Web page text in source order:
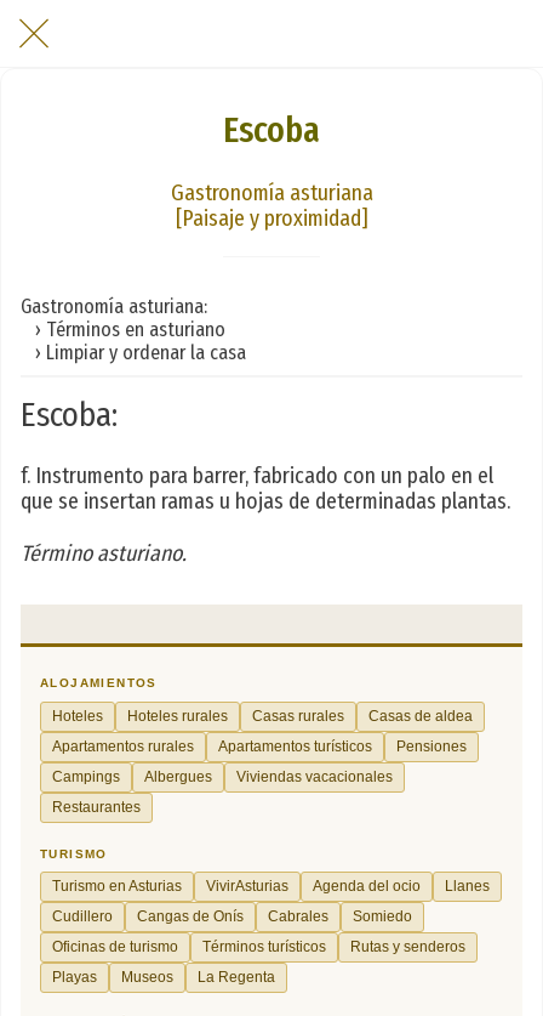
Escoba
Gastronomía asturiana
[Paisaje y proximidad]
Gastronomía asturiana:
› Términos en asturiano
› Limpiar y ordenar la casa
Escoba:
f. Instrumento para barrer, fabricado con un palo en el
que se insertan ramas u hojas de determinadas plantas.
Término asturiano.